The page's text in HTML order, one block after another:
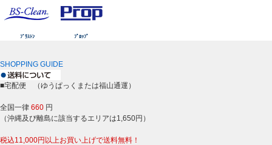
ﾌﾞﾗｽﾄﾝ ﾌﾟﾛｯﾌﾟ
SHOPPING GUIDE
■宅配便 （ゆうぱっくまたは福山通運）
全国一律 660 円
（沖縄及び離島に該当するエリアは1,650円）
税込11,000円以上お買い上げで送料無料！